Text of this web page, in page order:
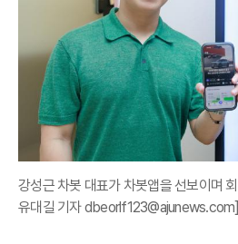
강성근 차봇 대표가 차봇앱을 선보이며
유대길 기자 dbeorlf123@ajunews.com]